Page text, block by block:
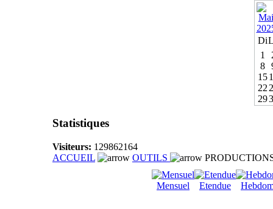
Di
1
8
15
22
29
Statistiques
Visiteurs: 129862164
ACCUEIL
OUTILS
Mensuel Etendue